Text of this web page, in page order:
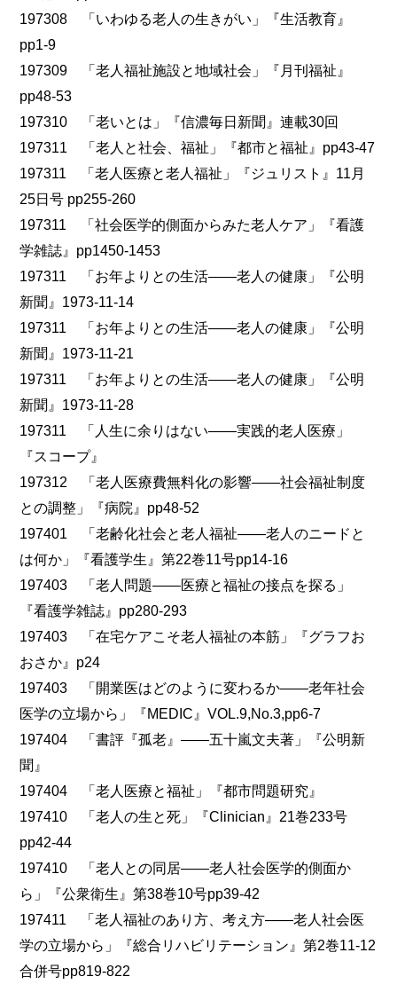
197308 「いわゆる老人の生きがい」『生活教育』
pp1-9
197309 「老人福祉施設と地域社会」『月刊福祉』
pp48-53
197310 「老いとは」『信濃毎日新聞』連載30回
197311 「老人と社会、福祉」『都市と福祉』pp43-47
197311 「老人医療と老人福祉」『ジュリスト』11月
25日号 pp255-260
197311 「社会医学的側面からみた老人ケア」『看護
学雑誌』pp1450-1453
197311 「お年よりとの生活――老人の健康」『公明
新聞』1973-11-14
197311 「お年よりとの生活――老人の健康」『公明
新聞』1973-11-21
197311 「お年よりとの生活――老人の健康」『公明
新聞』1973-11-28
197311 「人生に余りはない――実践的老人医療」
『スコープ』
197312 「老人医療費無料化の影響――社会福祉制度
との調整」『病院』pp48-52
197401 「老齢化社会と老人福祉――老人のニードと
は何か」『看護学生』第22巻11号pp14-16
197403 「老人問題――医療と福祉の接点を探る」
『看護学雑誌』pp280-293
197403 「在宅ケアこそ老人福祉の本筋」『グラフお
おさか』p24
197403 「開業医はどのように変わるか――老年社会
医学の立場から」『MEDIC』VOL.9,No.3,pp6-7
197404 「書評『孤老』――五十嵐文夫著」『公明新
聞』
197404 「老人医療と福祉」『都市問題研究』
197410 「老人の生と死」『Clinician』21巻233号
pp42-44
197410 「老人との同居――老人社会医学的側面か
ら」『公衆衛生』第38巻10号pp39-42
197411 「老人福祉のあり方、考え方――老人社会医
学の立場から」『総合リハビリテーション』第2巻11-12
合併号pp819-822